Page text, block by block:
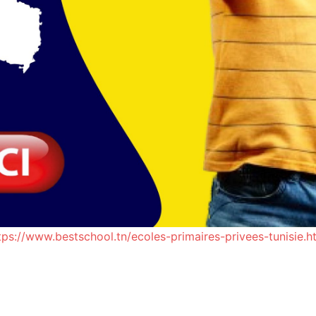
www.bestschool.tn/ecoles-primaires-privees-